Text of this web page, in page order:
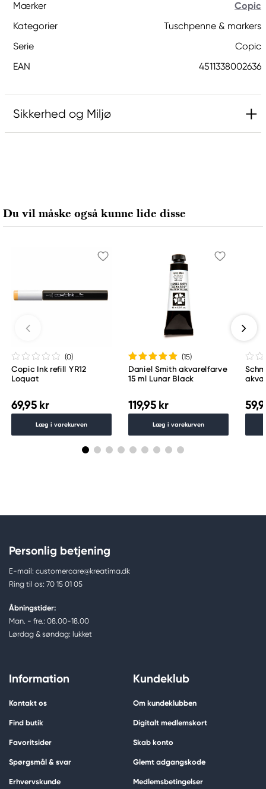
Mærker
Copic
Kategorier
Tuschpenne & markers
Serie
Copic
EAN
4511338002636
Sikkerhed og Miljø
65205 Wiesbaden, Germany
export@holtz-gmbh.de
Copic
Too Marker Products Inc.
Meguro Higashiyama Bldg., 1-4-4 Higashiyama,
Meguro-ku
www.toomarker.co.jp
Du vil måske også kunne lide disse
(0)
Copic Ink refill YR12
Loquat
69,95 kr
Læg i varekurven
(15)
Daniel Smith akvarelfarve
15 ml Lunar Black
119,95 kr
Læg i varekurven
Personlig betjening
E-mail: customercare@kreatima.dk
Ring til os: 70 15 01 05
Åbningstider:
Man. - fre.: 08.00-18.00
Lørdag & søndag: lukket
Information
Kontakt os
Find butik
Favoritsider
Spørgsmål & svar
Erhvervskunde
Kundeklub
Om kundeklubben
Digitalt medlemskort
Skab konto
Glemt adgangskode
Medlemsbetingelser